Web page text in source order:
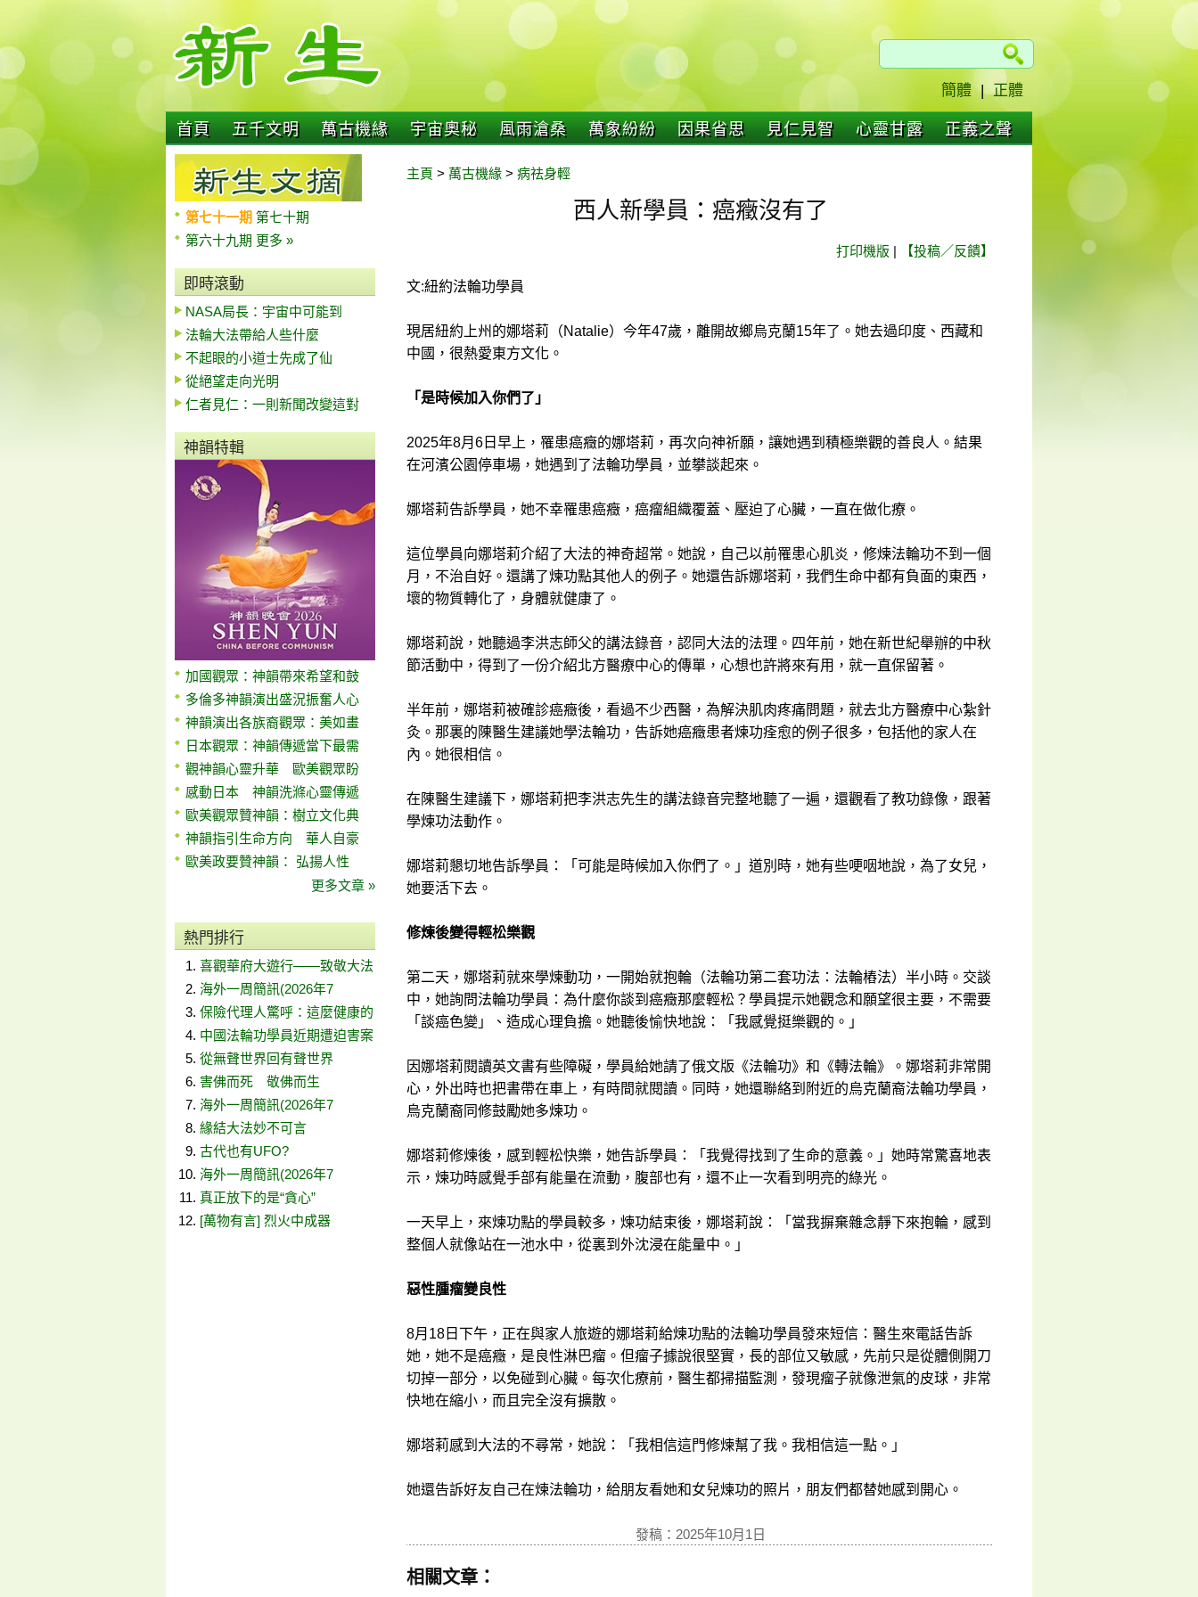
簡體 | 正體
首頁 五千文明 萬古機緣 宇宙奧秘 風雨滄桑 萬象紛紛 因果省思 見仁見智 心靈甘露 正義之聲
第七十一期 第七十期
第六十九期 更多 »
即時滾動
NASA局長：宇宙中可能到
法輪大法帶給人些什麼
不起眼的小道士先成了仙
從絕望走向光明
仁者見仁：一則新聞改變這對
神韻特輯
加國觀眾：神韻帶來希望和鼓
多倫多神韻演出盛況振奮人心
神韻演出各族裔觀眾：美如畫
日本觀眾：神韻傳遞當下最需
觀神韻心靈升華 歐美觀眾盼
感動日本 神韻洗滌心靈傳遞
歐美觀眾贊神韻：樹立文化典
神韻指引生命方向 華人自豪
歐美政要贊神韻： 弘揚人性
更多文章 »
熱門排行
喜觀華府大遊行——致敬大法
海外一周簡訊(2026年7
保險代理人驚呼：這麼健康的
中國法輪功學員近期遭迫害案
從無聲世界回有聲世界
害佛而死 敬佛而生
海外一周簡訊(2026年7
緣結大法妙不可言
古代也有UFO?
海外一周簡訊(2026年7
真正放下的是“貪心”
[萬物有言] 烈火中成器
主頁 > 萬古機緣 > 病祛身輕
西人新學員：癌癥沒有了
打印機版 | 【投稿／反饋】
文:紐約法輪功學員
現居紐約上州的娜塔莉（Natalie）今年47歲，離開故鄉烏克蘭15年了。她去過印度、西藏和
中國，很熱愛東方文化。
「是時候加入你們了」
2025年8月6日早上，罹患癌癥的娜塔莉，再次向神祈願，讓她遇到積極樂觀的善良人。結果
在河濱公園停車場，她遇到了法輪功學員，並攀談起來。
娜塔莉告訴學員，她不幸罹患癌癥，癌瘤組織覆蓋、壓迫了心臟，一直在做化療。
這位學員向娜塔莉介紹了大法的神奇超常。她說，自己以前罹患心肌炎，修煉法輪功不到一個
月，不治自好。還講了煉功點其他人的例子。她還告訴娜塔莉，我們生命中都有負面的東西，
壞的物質轉化了，身體就健康了。
娜塔莉說，她聽過李洪志師父的講法錄音，認同大法的法理。四年前，她在新世紀舉辦的中秋
節活動中，得到了一份介紹北方醫療中心的傳單，心想也許將來有用，就一直保留著。
半年前，娜塔莉被確診癌癥後，看過不少西醫，為解決肌肉疼痛問題，就去北方醫療中心紮針
灸。那裏的陳醫生建議她學法輪功，告訴她癌癥患者煉功痊愈的例子很多，包括他的家人在
內。她很相信。
在陳醫生建議下，娜塔莉把李洪志先生的講法錄音完整地聽了一遍，還觀看了教功錄像，跟著
學煉功法動作。
娜塔莉懇切地告訴學員：「可能是時候加入你們了。」道別時，她有些哽咽地說，為了女兒，
她要活下去。
修煉後變得輕松樂觀
第二天，娜塔莉就來學煉動功，一開始就抱輪（法輪功第二套功法：法輪樁法）半小時。交談
中，她詢問法輪功學員：為什麼你談到癌癥那麼輕松？學員提示她觀念和願望很主要，不需要
「談癌色變」、造成心理負擔。她聽後愉快地說：「我感覺挺樂觀的。」
因娜塔莉閱讀英文書有些障礙，學員給她請了俄文版《法輪功》和《轉法輪》。娜塔莉非常開
心，外出時也把書帶在車上，有時間就閱讀。同時，她還聯絡到附近的烏克蘭裔法輪功學員，
烏克蘭裔同修鼓勵她多煉功。
娜塔莉修煉後，感到輕松快樂，她告訴學員：「我覺得找到了生命的意義。」她時常驚喜地表
示，煉功時感覺手部有能量在流動，腹部也有，還不止一次看到明亮的綠光。
一天早上，來煉功點的學員較多，煉功結束後，娜塔莉說：「當我摒棄雜念靜下來抱輪，感到
整個人就像站在一池水中，從裏到外沈浸在能量中。」
惡性腫瘤變良性
8月18日下午，正在與家人旅遊的娜塔莉給煉功點的法輪功學員發來短信：醫生來電話告訴
她，她不是癌癥，是良性淋巴瘤。但瘤子據說很堅實，長的部位又敏感，先前只是從體側開刀
切掉一部分，以免碰到心臟。每次化療前，醫生都掃描監測，發現瘤子就像泄氣的皮球，非常
快地在縮小，而且完全沒有擴散。
娜塔莉感到大法的不尋常，她說：「我相信這門修煉幫了我。我相信這一點。」
她還告訴好友自己在煉法輪功，給朋友看她和女兒煉功的照片，朋友們都替她感到開心。
發稿：2025年10月1日
相關文章：